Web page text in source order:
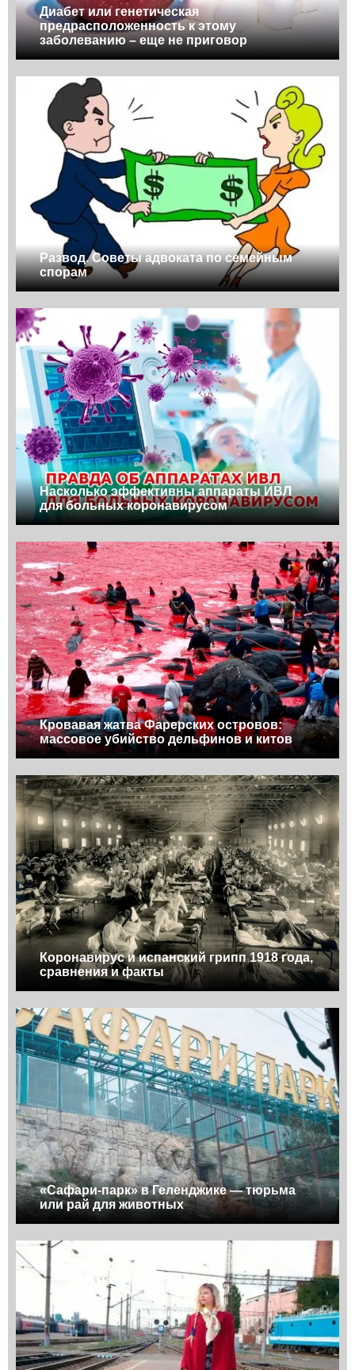
Диабет или генетическая
предрасположенность к этому
заболеванию – еще не приговор
Развод. Советы адвоката по семейным
спорам
Насколько эффективны аппараты ИВЛ
для больных коронавирусом
Кровавая жатва Фарерских островов:
массовое убийство дельфинов и китов
Коронавирус и испанский грипп 1918 года,
сравнения и факты
«Сафари-парк» в Геленджике — тюрьма
или рай для животных